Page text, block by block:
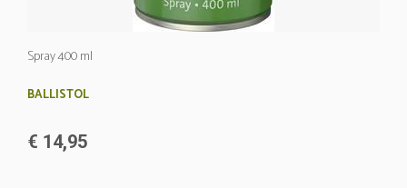
Spray 400 ml
BALLISTOL
€ 14,95